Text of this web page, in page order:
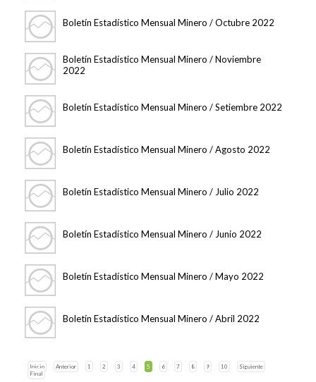
Boletín Estadístico Mensual Minero / Octubre 2022
Boletín Estadístico Mensual Minero / Noviembre
2022
Boletín Estadístico Mensual Minero / Setiembre 2022
Boletín Estadístico Mensual Minero / Agosto 2022
Boletín Estadístico Mensual Minero / Julio 2022
Boletín Estadístico Mensual Minero / Junio 2022
Boletín Estadístico Mensual Minero / Mayo 2022
Boletín Estadístico Mensual Minero / Abril 2022
Inicio Anterior 1 2 3 4 5 6 7 8 9 10
Siguiente
Final